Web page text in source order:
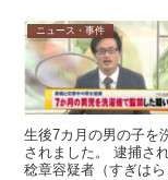
ニュース・事件
生後7カ月の男の子を
されました。 逮捕さ
稔章容疑者（すぎは